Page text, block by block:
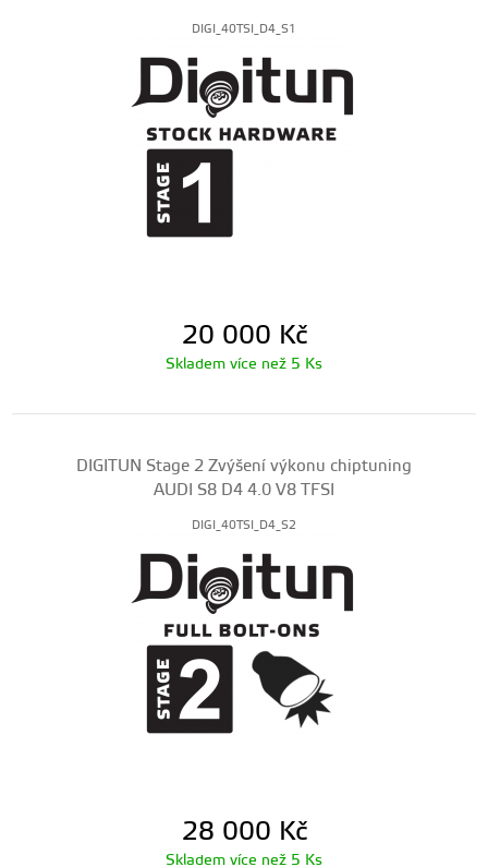
DIGI_40TSI_D4_S1
20 000 Kč
Skladem více než 5 Ks
DIGITUN Stage 2 Zvýšení výkonu chiptuning
AUDI S8 D4 4.0 V8 TFSI
DIGI_40TSI_D4_S2
28 000 Kč
Skladem více než 5 Ks